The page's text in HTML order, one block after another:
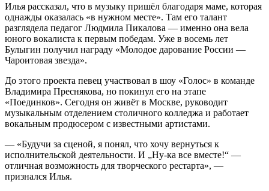
Илья рассказал, что в музыку пришёл благодаря маме, которая
однажды оказалась «в нужном месте». Там его талант
разглядела педагог Людмила Пикалова — именно она вела
юного вокалиста к первым победам. Уже в восемь лет
Булыгин получил награду «Молодое дарование России —
Чароитовая звезда».
До этого проекта певец участвовал в шоу «Голос» в команде
Владимира Преснякова, но покинул его на этапе
«Поединков». Сегодня он живёт в Москве, руководит
музыкальным отделением столичного колледжа и работает
вокальным продюсером с известными артистами.
— «Будучи за сценой, я понял, что хочу вернуться к
исполнительской деятельности. И „Ну-ка все вместе!“ —
отличная возможность для творческого рестарта», —
признался Илья.